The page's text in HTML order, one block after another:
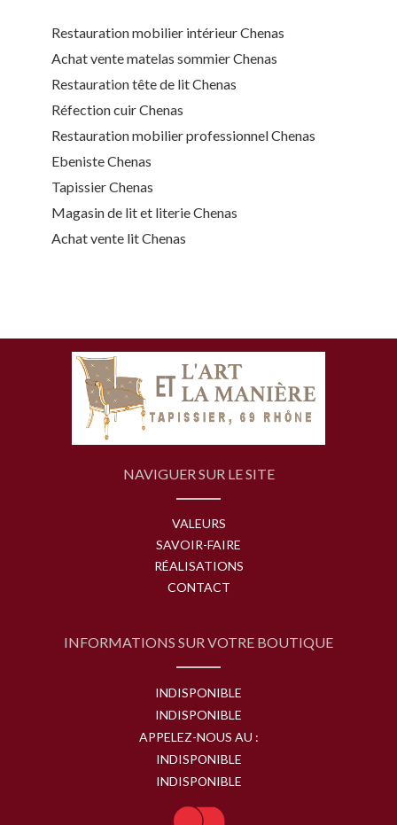
Restauration mobilier intérieur Chenas
Achat vente matelas sommier Chenas
Restauration tête de lit Chenas
Réfection cuir Chenas
Restauration mobilier professionnel Chenas
Ebeniste Chenas
Tapissier Chenas
Magasin de lit et literie Chenas
Achat vente lit Chenas
NAVIGUER SUR LE SITE
VALEURS
SAVOIR-FAIRE
RÉALISATIONS
CONTACT
INFORMATIONS SUR VOTRE BOUTIQUE
INDISPONIBLE
INDISPONIBLE
APPELEZ-NOUS AU :
INDISPONIBLE
INDISPONIBLE